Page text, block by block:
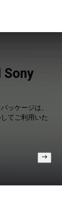
Sony
ッケージは、
てご利用いた